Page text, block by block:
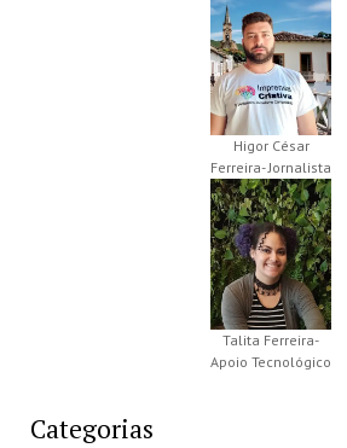
Higor César
Ferreira- Jornalista
Talita Ferreira-
Apoio Tecnológico
Categorias